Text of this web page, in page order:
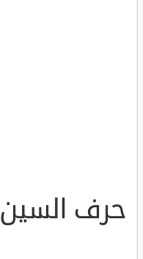
حرف السين